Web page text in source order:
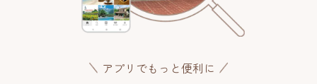
アプリでもっと便利に